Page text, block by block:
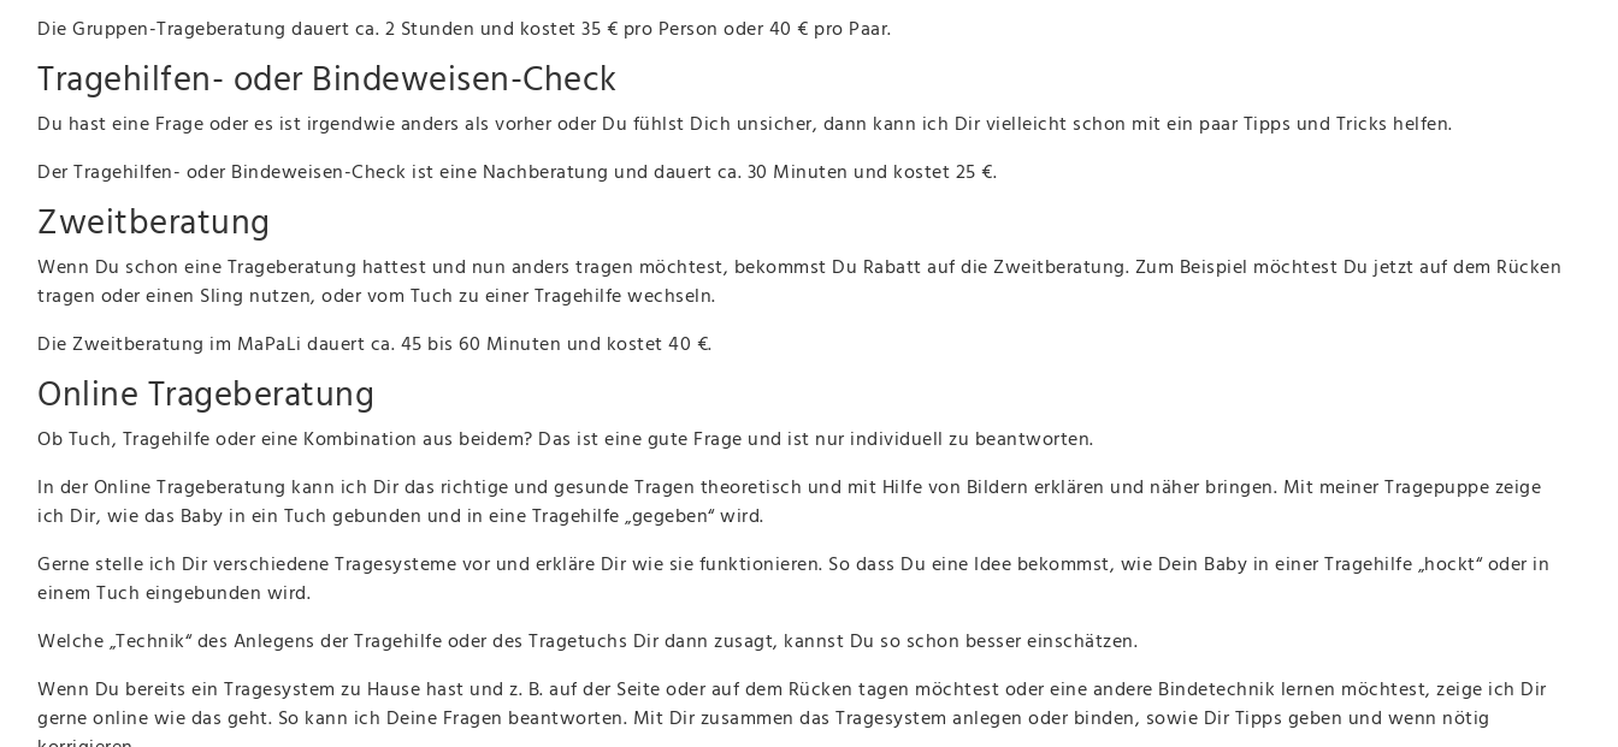
Die Gruppen-Trageberatung dauert ca. 2 Stunden und kostet 35 € pro Person oder 40 € pro Paar.
Tragehilfen- oder Bindeweisen-Check
Du hast eine Frage oder es ist irgendwie anders als vorher oder Du fühlst Dich unsicher, dann kann ich Dir vielleicht schon mit ein paar Tipps und Tricks helfen.
Der Tragehilfen- oder Bindeweisen-Check ist eine Nachberatung und dauert ca. 30 Minuten und kostet 25 €.
Zweitberatung
Wenn Du schon eine Trageberatung hattest und nun anders tragen möchtest, bekommst Du Rabatt auf die Zweitberatung. Zum Beispiel möchtest Du jetzt auf dem Rücken
tragen oder einen Sling nutzen, oder vom Tuch zu einer Tragehilfe wechseln.
Die Zweitberatung im MaPaLi dauert ca. 45 bis 60 Minuten und kostet 40 €.
Online Trageberatung
Ob Tuch, Tragehilfe oder eine Kombination aus beidem? Das ist eine gute Frage und ist nur individuell zu beantworten.
In der Online Trageberatung kann ich Dir das richtige und gesunde Tragen theoretisch und mit Hilfe von Bildern erklären und näher bringen. Mit meiner Tragepuppe zeige
ich Dir, wie das Baby in ein Tuch gebunden und in eine Tragehilfe „gegeben“ wird.
Gerne stelle ich Dir verschiedene Tragesysteme vor und erkläre Dir wie sie funktionieren. So dass Du eine Idee bekommst, wie Dein Baby in einer Tragehilfe „hockt“ oder in
einem Tuch eingebunden wird.
Welche „Technik“ des Anlegens der Tragehilfe oder des Tragetuchs Dir dann zusagt, kannst Du so schon besser einschätzen.
Wenn Du bereits ein Tragesystem zu Hause hast und z. B. auf der Seite oder auf dem Rücken tagen möchtest oder eine andere Bindetechnik lernen möchtest, zeige ich Dir
gerne online wie das geht. So kann ich Deine Fragen beantworten. Mit Dir zusammen das Tragesystem anlegen oder binden, sowie Dir Tipps geben und wenn nötig